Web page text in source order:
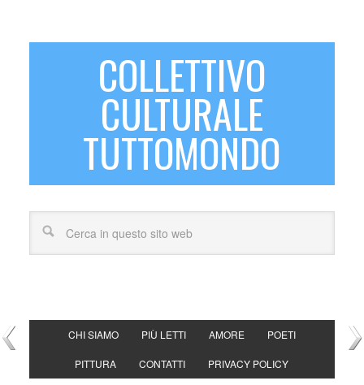
COLLETTIVO
CULTURALE
TUTTOMONDO
CHI SIAMO PIÙ LETTI AMORE POETI
PITTURA CONTATTI PRIVACY POLICY